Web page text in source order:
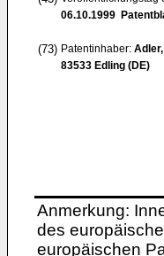
06.10.1999
(73) Patentinhaber:
83533 Edling (DE)
Anmerkung:
des
europäischen